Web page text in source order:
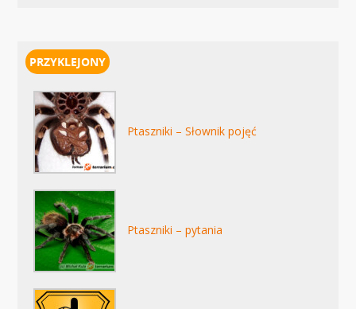
Ptaszniki – Słownik pojęć
Ptaszniki – pytania